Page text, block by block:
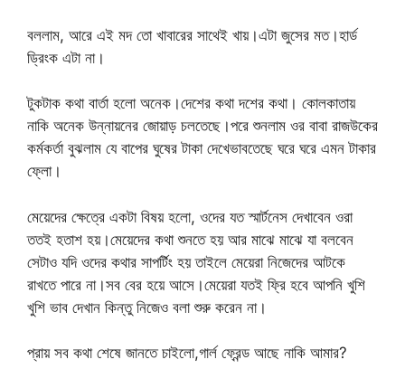
বললাম, আরে এই মদ তো খাবারের সাথেই খায়।এটা জুসের মত।হার্ড
ড্রিংক এটা না।
টুকটাক কথা বার্তা হলো অনেক।দেশের কথা দশের কথা। কোলকাতায়
নাকি অনেক উন্নায়নের জোয়াড় চলতেছে।পরে শুনলাম ওর বাবা রাজউকের
কর্মকর্তা বুঝলাম যে বাপের ঘুষের টাকা দেখেভাবতেছে ঘরে ঘরে এমন টাকার
ফ্লো।
মেয়েদের ক্ষেত্রে একটা বিষয় হলো, ওদের যত স্মার্টনেস দেখাবেন ওরা
ততই হতাশ হয়।মেয়েদের কথা শুনতে হয় আর মাঝে মাঝে যা বলবেন
সেটাও যদি ওদের কথার সাপর্টিং হয় তাইলে মেয়েরা নিজেদের আটকে
রাখতে পারে না।সব বের হয়ে আসে।মেয়েরা যতই ফ্রি হবে আপনি খুশি
খুশি ভাব দেখান কিন্তু নিজেও বলা শুরু করেন না।
প্রায় সব কথা শেষে জানতে চাইলো,গার্ল ফ্রেন্ড আছে নাকি আমার?